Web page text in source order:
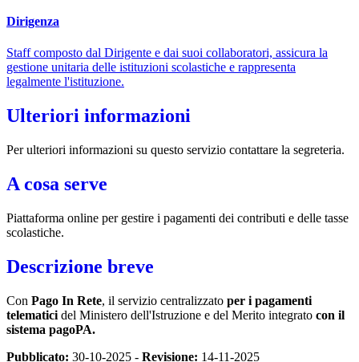
Dirigenza
Staff composto dal Dirigente e dai suoi collaboratori, assicura la
gestione unitaria delle istituzioni scolastiche e rappresenta
legalmente l'istituzione.
Ulteriori informazioni
Per ulteriori informazioni su questo servizio contattare la segreteria.
A cosa serve
Piattaforma online per gestire i pagamenti dei contributi e delle tasse
scolastiche.
Descrizione breve
Con Pago In Rete, il servizio centralizzato per i pagamenti
telematici del Ministero dell'Istruzione e del Merito integrato con il
sistema pagoPA.
Pubblicato: 30-10-2025 - Revisione: 14-11-2025